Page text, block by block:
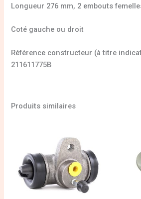
Longueur 276 mm, 2 embouts
Coté gauche ou droit
Référence constructeur (à titre
211611775B
Produits similaires